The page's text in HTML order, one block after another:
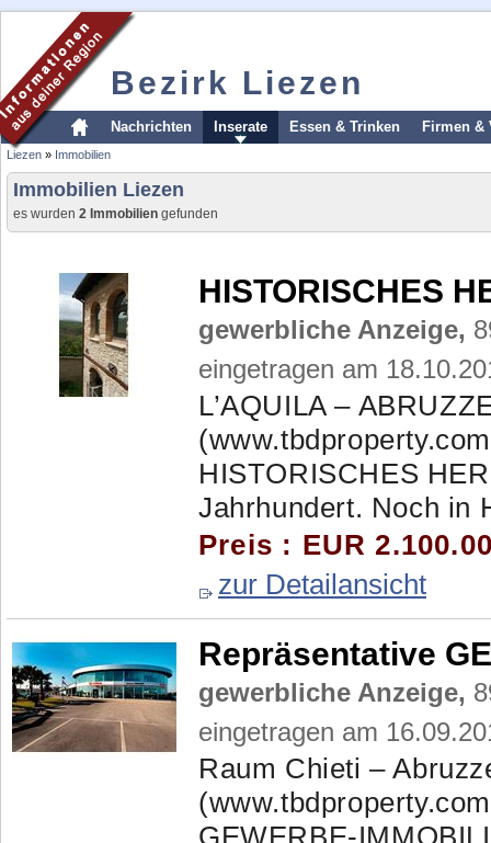
Bezirk Liezen
Nachrichten Inserate Essen & Trinken Firmen &
Liezen » Immobilien
Immobilien Liezen
es wurden 2 Immobilien gefunden
HISTORISCHES
gewerbliche Anzeige,
eingetragen am
L’AQUILA –
HISTORISCHES
Jahrhundert. Noch in
Preis : EUR
zur Detailansicht
Repräsentative
gewerbliche Anzeige,
eingetragen am
Raum Chieti –
GEWERBE-